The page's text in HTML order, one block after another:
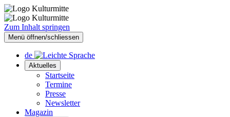
Zum Inhalt springen
Menü öffnen/schliessen
de
Aktuelles
Startseite
Termine
Presse
Newsletter
Magazin